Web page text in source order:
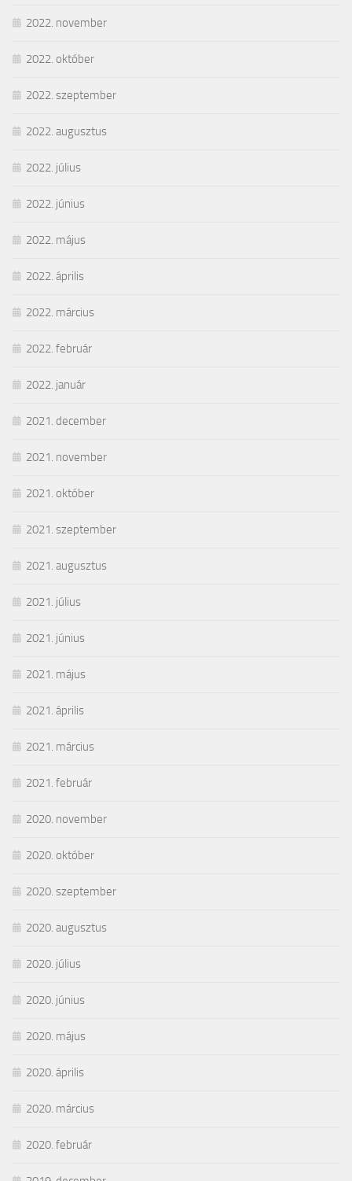
2022. november
2022. október
2022. szeptember
2022. augusztus
2022. július
2022. június
2022. május
2022. április
2022. március
2022. február
2022. január
2021. december
2021. november
2021. október
2021. szeptember
2021. augusztus
2021. július
2021. június
2021. május
2021. április
2021. március
2021. február
2020. november
2020. október
2020. szeptember
2020. augusztus
2020. július
2020. június
2020. május
2020. április
2020. március
2020. február